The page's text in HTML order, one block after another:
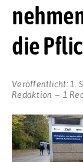
die
Veröffentlicht: 1.
Redaktion
1